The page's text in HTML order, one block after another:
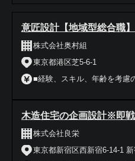
意匠設計【地域型総合職
株式会社奥村組
東京都港区芝5-6-1
■経験、スキル、年齢を考慮
木造住宅の企画設計※即
株式会社良栄
東京都新宿区西新宿6-14-1